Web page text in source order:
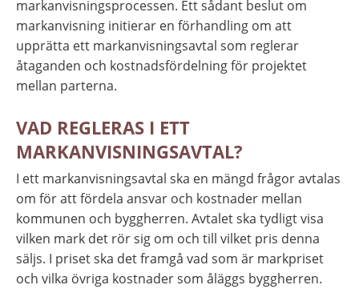
markanvisningsprocessen. Ett sådant beslut om
markanvisning initierar en förhandling om att
upprätta ett markanvisningsavtal som reglerar
åtaganden och kostnadsfördelning för projektet
mellan parterna.
VAD REGLERAS I ETT
MARKANVISNINGSAVTAL?
I ett markanvisningsavtal ska en mängd frågor avtalas
om för att fördela ansvar och kostnader mellan
kommunen och byggherren. Avtalet ska tydligt visa
vilken mark det rör sig om och till vilket pris denna
säljs. I priset ska det framgå vad som är markpriset
och vilka övriga kostnader som åläggs byggherren.